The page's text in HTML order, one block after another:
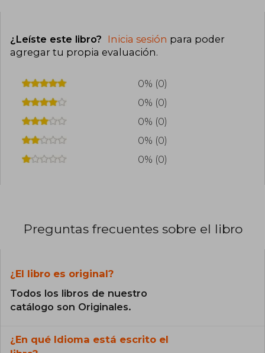
¿Leíste este libro? Inicia sesión para poder
agregar tu propia evaluación.
0% (0)
0% (0)
0% (0)
0% (0)
0% (0)
Preguntas frecuentes sobre el libro
¿El libro es original?
Todos los libros de nuestro
catálogo son Originales.
¿En qué Idioma está escrito el